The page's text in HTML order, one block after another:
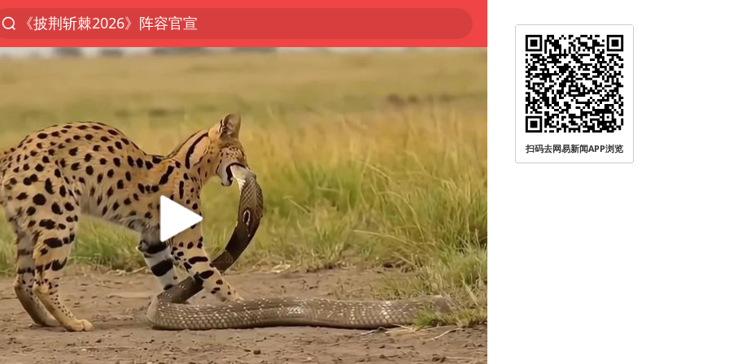
《披荆斩棘2026》阵容官宣
浙江省委书记：该停下的坚决停下来
中国籍豪华游艇富商之子在泰国被杀
上海中心千吨“镇楼神器”摆动明显
白海豚北上或致京津冀暴雨
看完所有石窟需2000元？景区回应
10余省份将出现强风雨 局地特大暴雨
广西公开征集涉黑涉恶犯罪线索
王艺迪2-4不敌张本美和止步4强
新疆一婚礼线上邀请引热议
扫码去网易新闻APP浏览